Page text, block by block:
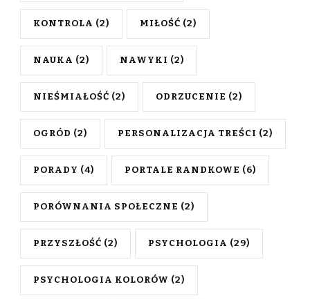
KONTROLA (2) MIŁOŚĆ (2)
NAUKA (2) NAWYKI (2)
NIEŚMIAŁOŚĆ (2) ODRZUCENIE (2)
OGRÓD (2) PERSONALIZACJA TREŚCI (2)
PORADY (4) PORTALE RANDKOWE (6)
PORÓWNANIA SPOŁECZNE (2)
PRZYSZŁOŚĆ (2) PSYCHOLOGIA (29)
PSYCHOLOGIA KOLORÓW (2)